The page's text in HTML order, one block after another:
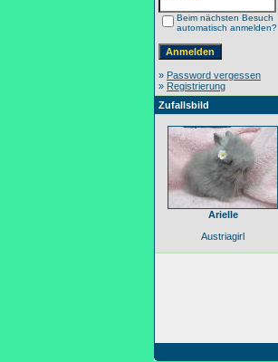
Beim nächsten Besuch
automatisch anmelden?
» Password vergessen
» Registrierung
Zufallsbild
Arielle
Austriagirl